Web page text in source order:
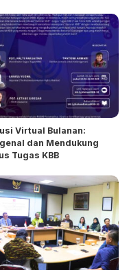
Virtual Bulanan:
dan Mendukung
Tugas KBB